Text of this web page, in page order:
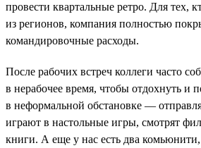
провести квартальные ретро. Для тех,
из регионов, компания полностью
командировочные расходы.
После рабочих встреч коллеги часто
в нерабочее время, чтобы отдохнуть и
в неформальной обстановке —
играют в настольные игры, смотрят
книги. А еще у нас есть два